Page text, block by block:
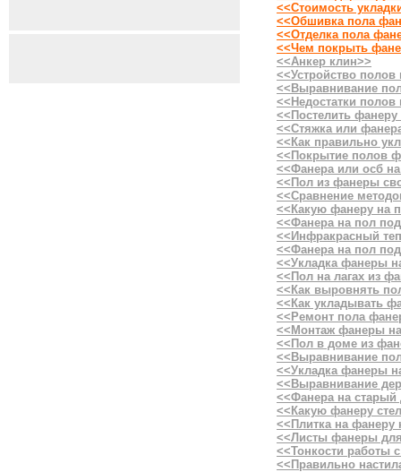
<<Стоимость
<<Обшивка пола
<<Отделка пола
<<Чем покрыть
<<Анкер клин>>
<<Устройство
<<Выравнивание
<<Недостатки полов
<<Постелить
<<Стяжка или
<<Как правильно
<<Покрытие полов
<<Фанера или осб
<<Пол из фанеры
<<Сравнение
<<Какую фанеру на
<<Фанера на пол
<<Инфракрасный
<<Фанера на пол
<<Укладка фанеры
<<Пол на лагах из
<<Как выровнять
<<Как укладывать
<<Ремонт пола
<<Монтаж фанеры
<<Пол в доме из
<<Выравнивание
<<Укладка фанеры
<<Выравнивание
<<Фанера на
<<Какую фанеру
<<Плитка на фанеру
<<Листы фанеры
<<Тонкости работы
<<Правильно